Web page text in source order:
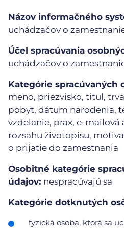
Názov informačného
uchádzačov o
Účel spracúvania
uchádzačov o
Kategórie spracúvaných
meno, priezvisko, titul,
pobyt, dátum narodenia,
vzdelanie, prax, e-mailová
rozsahu životopisu,
o prijatie do zamestnania
Osobitné kategórie
údajov: nespracúvajú sa
Kategórie dotknutých
fyzická osoba, ktorá sa